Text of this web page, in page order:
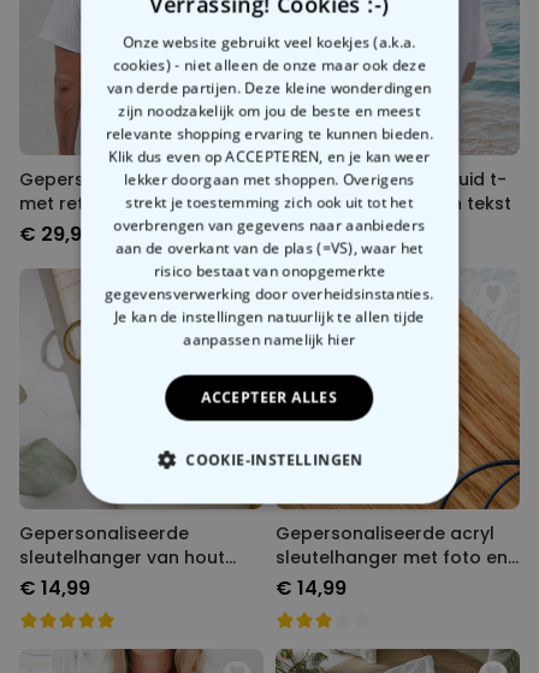
Gepersonaliseerd t-shirt
met retro illustraties
€ 29,99
Gepersonaliseerd bruid t-
shirt met symbool en tekst
€ 29,99
Gepersonaliseerde
sleutelhanger van hout
met symbolen
€ 14,99
Gepersonaliseerde acryl
sleutelhanger met foto en
tekst
€ 14,99
Onze website gebruikt veel koekjes (a.k.a.
cookies) - niet alleen de onze maar ook deze
van derde partijen. Deze kleine wonderdingen
zijn noodzakelijk om jou de beste en meest
relevante shopping ervaring te kunnen bieden.
Klik dus even op ACCEPTEREN, en je kan weer
lekker doorgaan met shoppen. Overigens
strekt je toestemming zich ook uit tot het
overbrengen van gegevens naar aanbieders
aan de overkant van de plas (=VS), waar het
risico bestaat van onopgemerkte
gegevensverwerking door overheidsinstanties.
Je kan de instellingen natuurlijk te allen tijde
aanpassen namelijk hier
ACCEPTEER ALLES
COOKIE-INSTELLINGEN
NOODZAKELIJK
PERFORMANCE
OVERIGE